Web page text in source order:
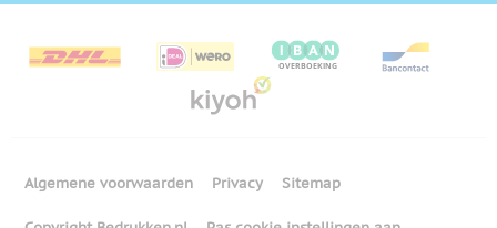
Algemene voorwaarden Privacy Sitemap